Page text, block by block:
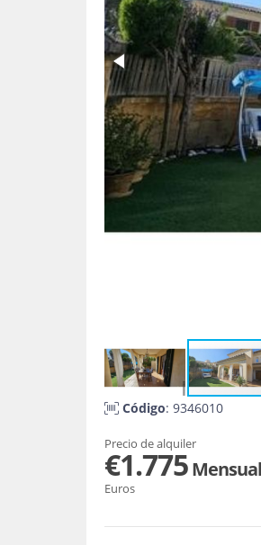
Código: 9346010
Precio de alquiler
€1.775Mensual
Euros